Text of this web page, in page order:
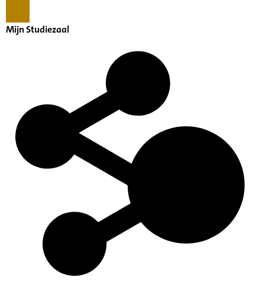
Mijn Studiezaal